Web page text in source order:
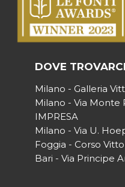
DOVE TROVARCI
Milano - Galleria
Milano - Via Monte
IMPRESA
Milano - Via U.
Foggia - Corso
Bari - Via Principe